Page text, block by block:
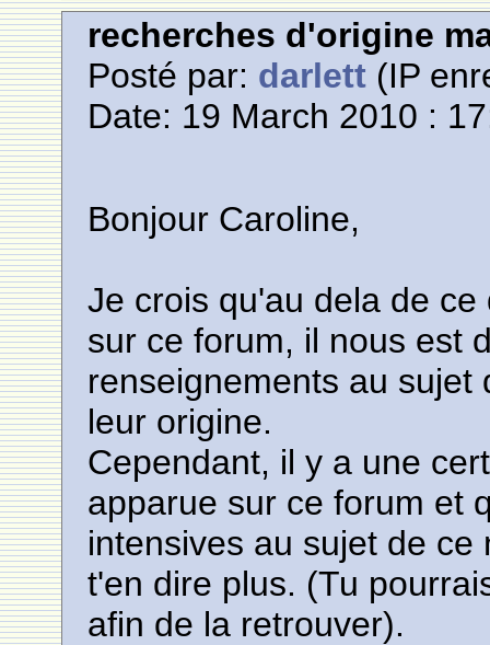
recherches d'origine
Posté par: darlett (IP
Date: 19 March 2010 :
Bonjour Caroline,
Je crois qu'au dela de
sur ce forum, il nous est
renseignements au
leur origine.
Cependant, il y a une
apparue sur ce forum et
intensives au sujet de
t'en dire plus. (Tu
afin de la retrouver).